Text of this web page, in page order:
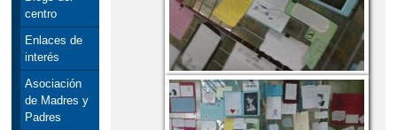
centro
Enlaces de
interés
Asociación
de Madres y
Padres